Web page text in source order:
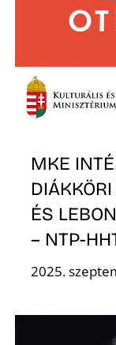
MKE
ÉS
– NTP-
2025.